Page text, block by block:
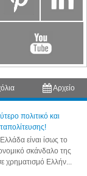
Αρχείο
πολιτικό και
είναι ίσως το
σκάνδαλο της
χρηματισμό Ελλήν...